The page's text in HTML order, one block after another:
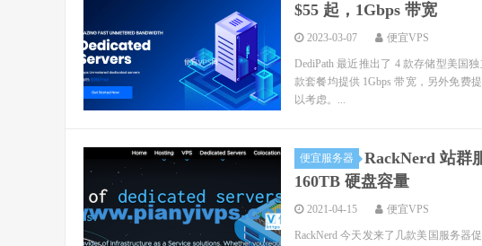
$55 起，1Gbps 带宽
2023-03-07 便宜VPS
DediPath 最近推出了 4 款存储型美国
款套餐均提供 1Gbps 带宽，另外免费
以考虑。...
便宜服务器
RackNerd 站群
160TB 硬盘容量
2021-04-15 便宜VPS
RackNerd 今天发来了几款美国服务器